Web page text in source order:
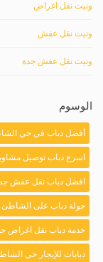
ونيت نقل اغراض
ونيت نقل عفش
ونيت نقل عفش جدة
الوسوم
أفضل دباب في حي
اسرع دباب توصيل
افضل دباب نقل عفش
جولة دباب على الشاطئ
خدمة دباب نقل اغراض
دبابات للإيجار حي